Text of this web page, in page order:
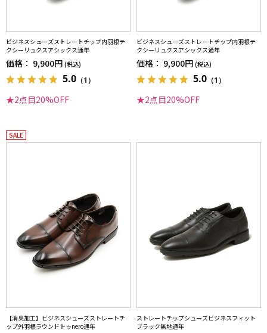
ビジネスシューズストレートチップ内羽根テ
クシーリュクスアシックス通年
価格： 9,900円 (税込)
5.0 （1）
★2点目20%OFF
ビジネスシューズストレートチップ内羽根テ
クシーリュクスアシックス通年
価格： 9,900円 (税込)
5.0 （1）
★2点目20%OFF
SALE
【消臭加工】ビジネスシューズストレートチ
ップ外羽根ラウンドトゥnero通年
ストレートチップシューズビジネスフィット
ブラック無地通年